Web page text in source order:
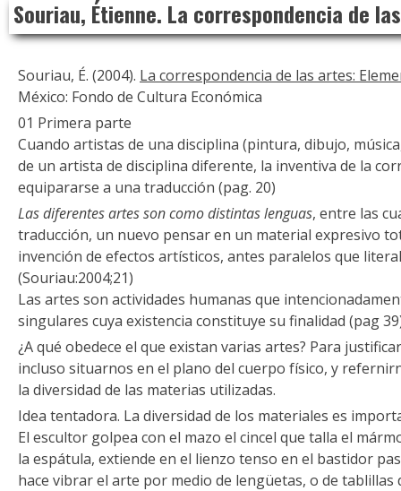
content
Souriau, Étienne. La correspondencia de
Souriau, É. (2004). La correspondencia de las artes:
México: Fondo de Cultura Económica
01 Primera parte
Cuando artistas de una disciplina (pintura, dibujo,
de un artista de disciplina diferente, la inventiva de la
equipararse a una traducción (pag. 20)
Las diferentes artes son como distintas lenguas, entre las
traducción, un nuevo pensar en un material expresivo
invención de efectos artísticos, antes paralelos que
(Souriau:2004;21)
Las artes son actividades humanas que
singulares cuya existencia constituye su finalidad (pag
¿A qué obedece el que existan varias artes? Para
incluso situarnos en el plano del cuerpo físico, y
la diversidad de las materias utilizadas.
Idea tentadora. La diversidad de los materiales es
El escultor golpea con el mazo el cincel que talla el
la espátula, extiende en el lienzo tenso en el bastidor
hace vibrar el arte por medio de lengüetas, o de tablillas